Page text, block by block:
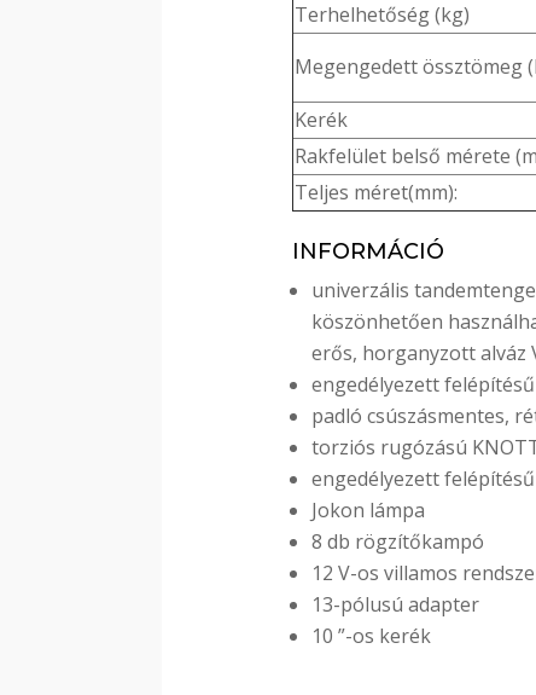
Terhelhetőség (kg)
Megengedett össztömeg
Kerék
Rakfelület belső mérete
Teljes méret(mm):
INFORMÁCIÓ
univerzális
köszönhetően
erős, horganyzott alváz
engedélyezett
padló csúszásmentes,
torziós rugózású
engedélyezett
Jokon lámpa
8 db rögzítőkampó
12 V-os villamos
13-pólusú adapter
10 ”-os kerék